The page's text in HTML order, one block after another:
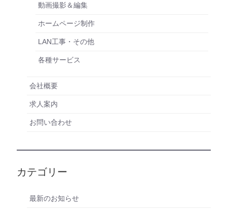
動画撮影＆編集
ホームページ制作
LAN工事・その他
各種サービス
会社概要
求人案内
お問い合わせ
カテゴリー
最新のお知らせ